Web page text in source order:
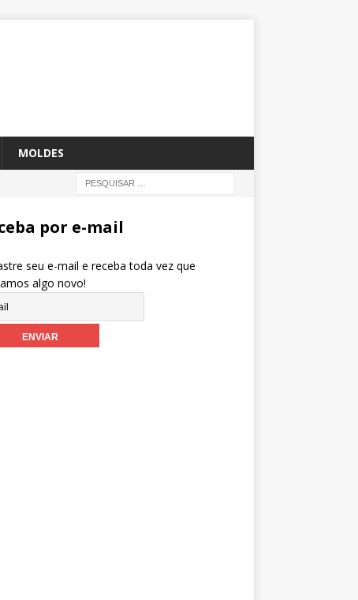
MOLDES
por e-mail
seu e-mail e receba toda vez que
algo novo!